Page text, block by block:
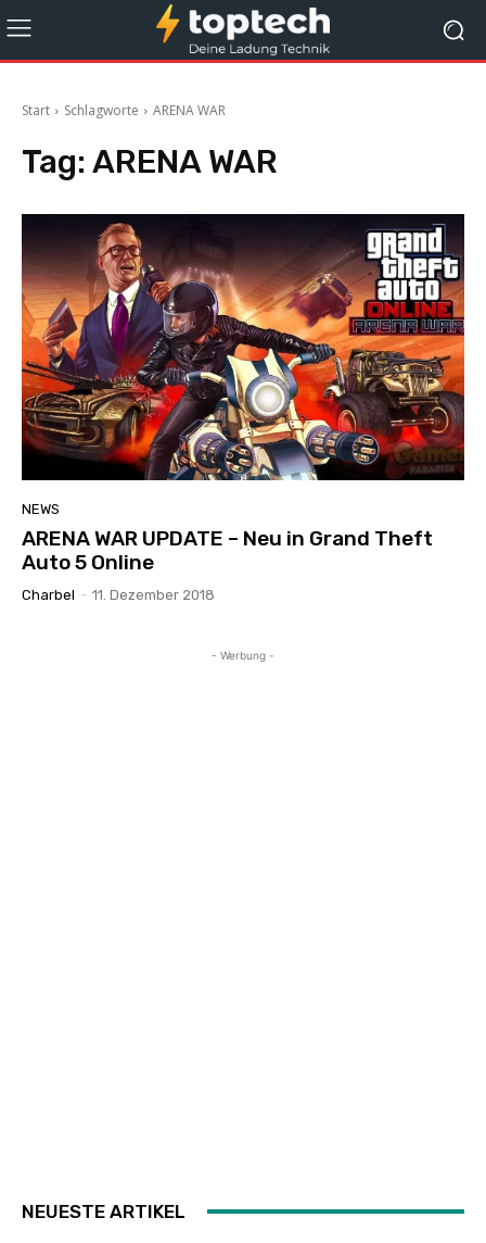
Start Schlagworte ARENA WAR
Tag: ARENA WAR
NEWS
ARENA WAR UPDATE – Neu in Grand Theft
Auto 5 Online
Charbel - 11. Dezember 2018
- Werbung -
NEUESTE ARTIKEL